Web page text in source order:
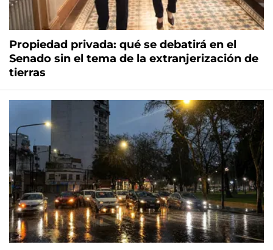
Propiedad privada: qué se debatirá en el
Senado sin el tema de la extranjerización de
tierras